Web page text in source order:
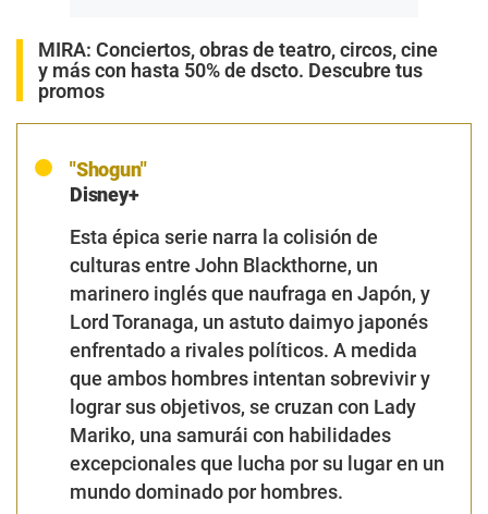
MIRA: Conciertos, obras de teatro, circos, cine
y más con hasta 50% de dscto. Descubre tus
promos
"Shogun"
Disney+
Esta épica serie narra la colisión de
culturas entre John Blackthorne, un
marinero inglés que naufraga en Japón, y
Lord Toranaga, un astuto daimyo japonés
enfrentado a rivales políticos. A medida
que ambos hombres intentan sobrevivir y
lograr sus objetivos, se cruzan con Lady
Mariko, una samurái con habilidades
excepcionales que lucha por su lugar en un
mundo dominado por hombres.